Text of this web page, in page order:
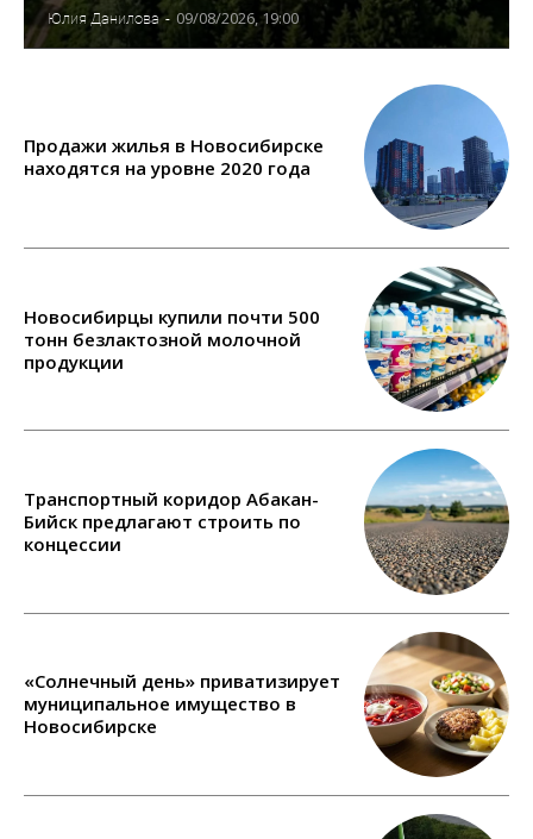
Юлия Данилова - 09/08/2026, 19:00
Продажи жилья в Новосибирске
находятся на уровне 2020 года
Новосибирцы купили почти 500
тонн безлактозной молочной
продукции
Транспортный коридор Абакан-
Бийск предлагают строить по
концессии
«Солнечный день» приватизирует
муниципальное имущество в
Новосибирске